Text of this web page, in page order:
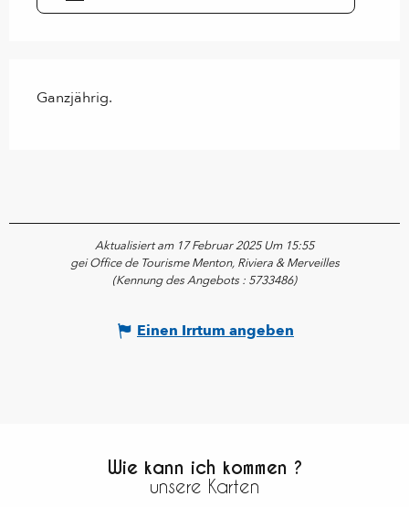
Ganzjährig.
Aktualisiert am 17 Februar 2025 Um 15:55
gei Office de Tourisme Menton, Riviera & Merveilles
(Kennung des Angebots : 5733486)
Einen Irrtum angeben
Wie kann ich kommen ?
unsere Karten